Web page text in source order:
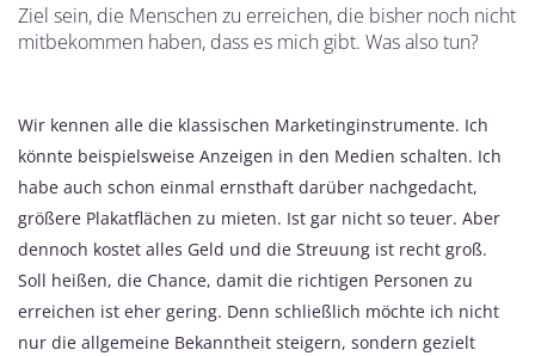
Ziel sein, die Menschen zu erreichen, die bisher noch nicht
mitbekommen haben, dass es mich gibt. Was also tun?
Wir kennen alle die klassischen Marketinginstrumente. Ich
könnte beispielsweise Anzeigen in den Medien schalten. Ich
habe auch schon einmal ernsthaft darüber nachgedacht,
größere Plakatflächen zu mieten. Ist gar nicht so teuer. Aber
dennoch kostet alles Geld und die Streuung ist recht groß.
Soll heißen, die Chance, damit die richtigen Personen zu
erreichen ist eher gering. Denn schließlich möchte ich nicht
nur die allgemeine Bekanntheit steigern, sondern gezielt